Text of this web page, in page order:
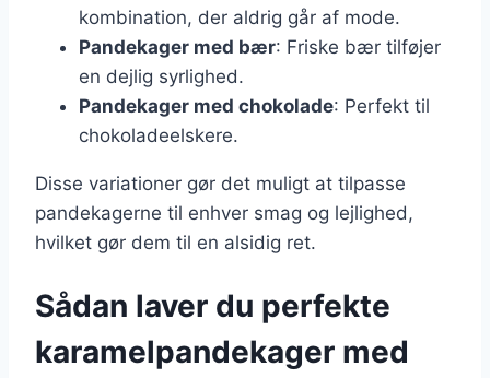
kombination, der aldrig går af mode.
Pandekager med bær: Friske bær tilføjer
en dejlig syrlighed.
Pandekager med chokolade: Perfekt til
chokoladeelskere.
Disse variationer gør det muligt at tilpasse
pandekagerne til enhver smag og lejlighed,
hvilket gør dem til en alsidig ret.
Sådan laver du perfekte
karamelpandekager med